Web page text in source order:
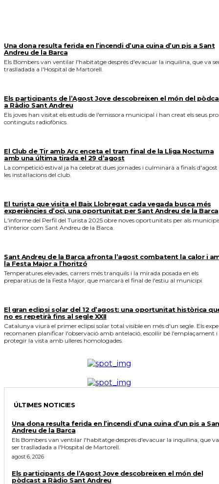
Una dona resulta ferida en l’incendi d’una cuina d’un pis a Sant
Andreu de la Barca
Els Bombers van ventilar l'habitatge després d'evacuar la inquilina, que va
traslladada a l'Hospital de Martorell.
Els participants de l’Agost Jove descobreixen el món del
a Ràdio Sant Andreu
Els joves han visitat els estudis de l'emissora municipal i han creat els seus
continguts radiofònics.
El Club de Tir amb Arc enceta el tram final de la Lliga Nocturna
amb una última tirada el 29 d’agost
La competició estival ja ha celebrat dues jornades i culminarà a finals d'agost
les instal·lacions del club.
El turista que visita el Baix Llobregat cada vegada busca més
experiències d’oci, una oportunitat per Sant Andreu de la Barca
L'informe del Perfil del Turista 2025 obre noves oportunitats per als
d'interior com Sant Andreu de la Barca.
Sant Andreu de la Barca afronta l’agost combatent la calor i
la Festa Major a l’horitzó
Temperatures elevades, carrers més tranquils i la mirada posada en els
preparatius de la Festa Major, que marcarà el final de l'estiu al municipi.
El gran eclipsi solar del 12 d’agost: una oportunitat històrica
no es repetirà fins al segle XXII
Catalunya viurà el primer eclipsi solar total visible en més d'un segle. Els
recomanen planificar l'observació amb antelació, escollir bé l'emplaçament i
protegir la vista amb ulleres homologades.
ÚLTIMES NOTICIES
Una dona resulta ferida en l’incendi d’una cuina d’un pis a
Andreu de la Barca
Els Bombers van ventilar l'habitatge després d'evacuar la inquilina, que va
ser traslladada a l'Hospital de Martorell.
agost 6, 2026
Els participants de l’Agost Jove descobreixen el món del
pòdcast a Ràdio Sant Andreu